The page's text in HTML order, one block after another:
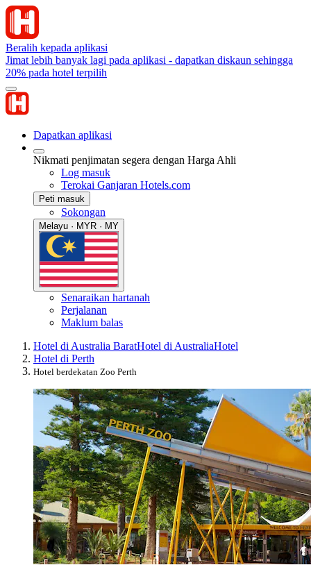
Beralih kepada aplikasi
Jimat lebih banyak lagi pada aplikasi - dapatkan diskaun sehingga
20% pada hotel terpilih
Dapatkan aplikasi
Nikmati penjimatan segera dengan Harga Ahli
Log masuk
Terokai Ganjaran Hotels.com
Peti masuk
Sokongan
Melayu · MYR · MY
Senaraikan hartanah
Perjalanan
Maklum balas
Hotel di Australia BaratHotel di AustraliaHotel
Hotel di Perth
Hotel berdekatan Zoo Perth